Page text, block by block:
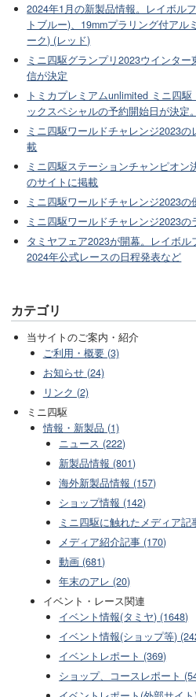
2024年1月の新製品情報。レイボル
トブルー)、19mmプラリング付ア
ーク) (レッド)
ミニ四駆グランプリ2023ウインタ
信が決定
トミカプレミアムunlimited ミニ四
ックスペシャルの予約開始日が決定
ミニ四駆ワールドチャレンジ2023
載
ミニ四駆ステーションチャンピオン
のサイトに掲載
ミニ四駆ワールドチャレンジ2023
ミニ四駆ワールドチャレンジ2023
タミヤフェア2023が開幕。レイボル
2024年公式レースの日程発表など
カテゴリ
当サイトのご案内・紹介
ご利用・概要 (3)
お知らせ (24)
リンク (2)
ミニ四駆
情報・新製品 (1)
ニュース (222)
新製品情報 (801)
海外新製品情報 (157)
ショップ情報 (142)
ミニ四駆に触れたメディア記
メディア紹介記事 (170)
動画 (681)
年末のアレ (20)
イベント・レース関連
イベント情報(タミヤ) (1648)
イベント情報(ショップ等)
イベントレポート (369)
ショップ、コースレポート